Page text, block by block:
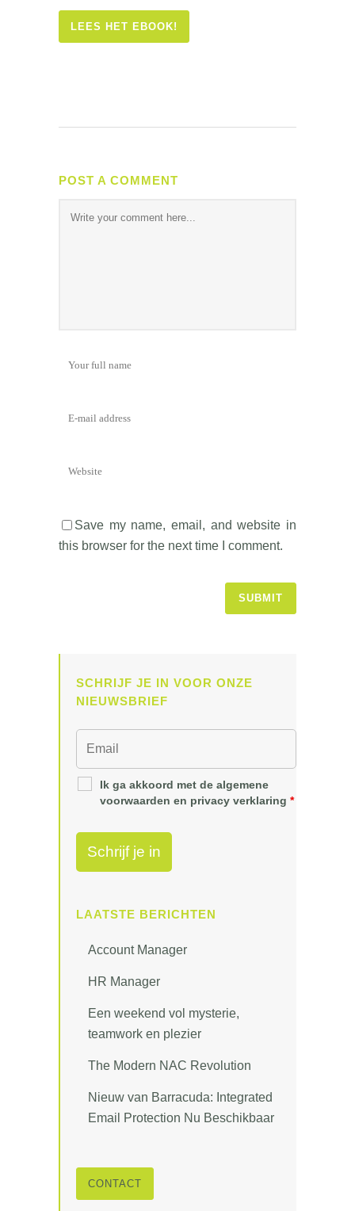
LEES HET EBOOK!
POST A COMMENT
Save my name, email, and website in
this browser for the next time I comment.
SCHRIJF JE IN VOOR ONZE
NIEUWSBRIEF
Ik ga akkoord met de algemene
voorwaarden en privacy verklaring *
LAATSTE BERICHTEN
Account Manager
HR Manager
Een weekend vol mysterie,
teamwork en plezier
The Modern NAC Revolution
Nieuw van Barracuda: Integrated
Email Protection Nu Beschikbaar
CONTACT